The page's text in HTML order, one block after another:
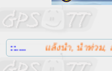
งน้ำ, น้ำท่วม, ลดโลกร้อน